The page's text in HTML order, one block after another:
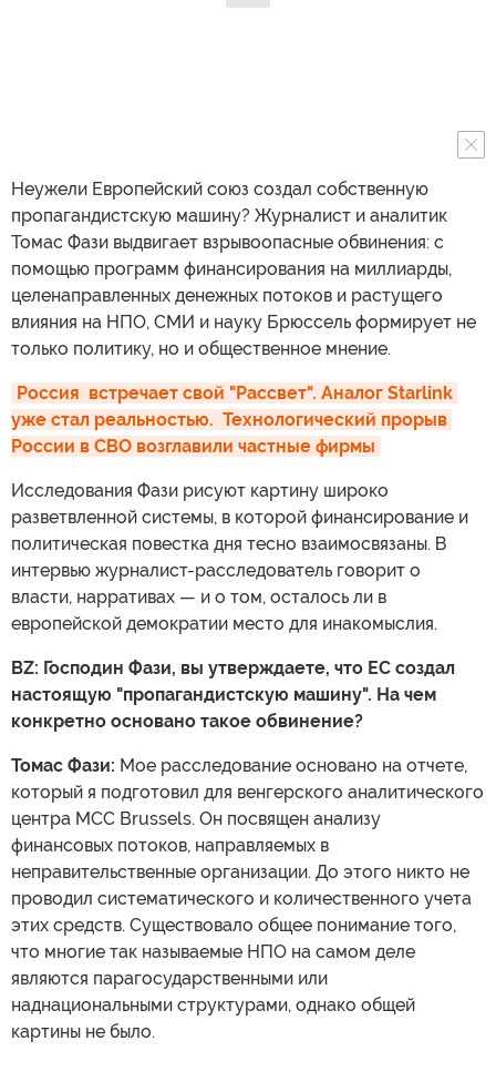
Неужели Европейский союз создал собственную
пропагандистскую машину? Журналист и аналитик
Томас Фази выдвигает взрывоопасные обвинения: с
помощью программ финансирования на миллиарды,
целенаправленных денежных потоков и растущего
влияния на НПО, СМИ и науку Брюссель формирует не
только политику, но и общественное мнение.
Россия  встречает свой "Рассвет". Аналог Starlink
уже стал реальностью.  Технологический прорыв
России в СВО возглавили частные фирмы
Исследования Фази рисуют картину широко
разветвленной системы, в которой финансирование и
политическая повестка дня тесно взаимосвязаны. В
интервью журналист-расследователь говорит о
власти, нарративах — и о том, осталось ли в
европейской демократии место для инакомыслия.
BZ: Господин Фази, вы утверждаете, что ЕС создал
настоящую "пропагандистскую машину". На чем
конкретно основано такое обвинение?
Томас Фази: Мое расследование основано на отчете,
который я подготовил для венгерского аналитического
центра MCC Brussels. Он посвящен анализу
финансовых потоков, направляемых в
неправительственные организации. До этого никто не
проводил систематического и количественного учета
этих средств. Существовало общее понимание того,
что многие так называемые НПО на самом деле
являются парагосударственными или
наднациональными структурами, однако общей
картины не было.